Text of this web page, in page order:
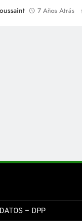
7 Años Atrás
– DPP